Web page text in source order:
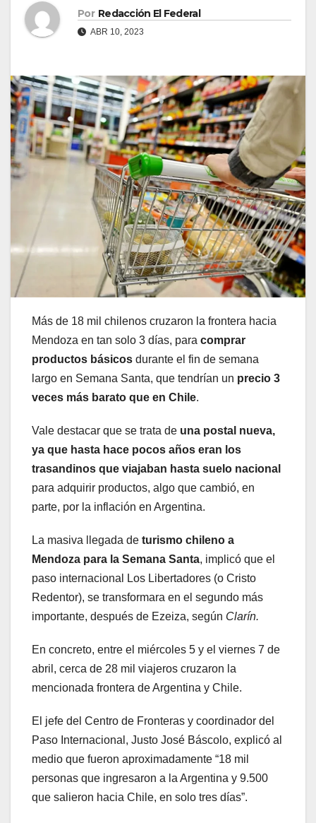
Por Redacción El Federal
ABR 10, 2023
Más de 18 mil chilenos cruzaron la frontera hacia
Mendoza en tan solo 3 días, para comprar
productos básicos durante el fin de semana
largo en Semana Santa, que tendrían un precio 3
veces más barato que en Chile.
Vale destacar que se trata de una postal nueva,
ya que hasta hace pocos años eran los
trasandinos que viajaban hasta suelo nacional
para adquirir productos, algo que cambió, en
parte, por la inflación en Argentina.
La masiva llegada de turismo chileno a
Mendoza para la Semana Santa, implicó que el
paso internacional Los Libertadores (o Cristo
Redentor), se transformara en el segundo más
importante, después de Ezeiza, según Clarín.
En concreto, entre el miércoles 5 y el viernes 7 de
abril, cerca de 28 mil viajeros cruzaron la
mencionada frontera de Argentina y Chile.
El jefe del Centro de Fronteras y coordinador del
Paso Internacional, Justo José Báscolo, explicó al
medio que fueron aproximadamente “18 mil
personas que ingresaron a la Argentina y 9.500
que salieron hacia Chile, en solo tres días”.